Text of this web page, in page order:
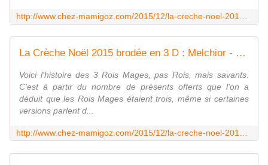
La Crèche Noël 2015 brodée en 3 D : Melchior - Chez Mamigoz
Voici l'histoire des 3 Rois Mages, pas Rois, mais savants.
C'est à partir du nombre de présents offerts que l'on a
déduit que les Rois Mages étaient trois, même si certaines
versions parlent d...